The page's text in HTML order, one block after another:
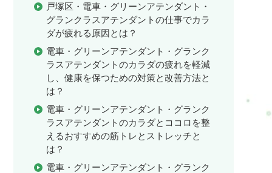
戸塚区・電車・グリーンアテンダント・
グランクラスアテンダントの仕事でカラ
ダが疲れる原因とは？
電車・グリーンアテンダント・グランク
ラスアテンダントのカラダの疲れを軽減
し、健康を保つための対策と改善方法と
は？
電車・グリーンアテンダント・グランク
ラスアテンダントのカラダとココロを整
えるおすすめの筋トレとストレッチと
は？
電車・グリーンアテンダント・グランク